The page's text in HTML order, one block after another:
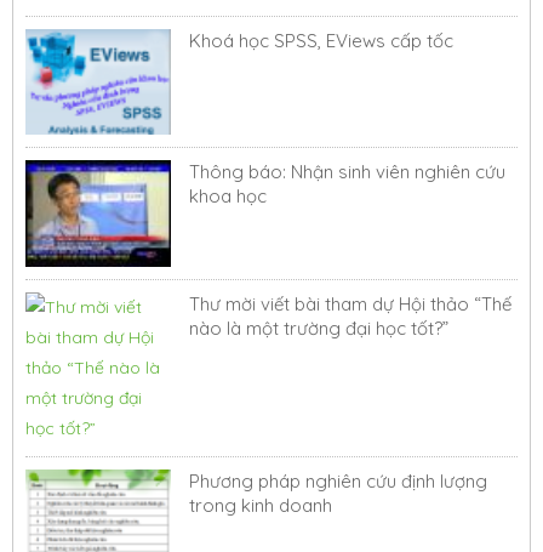
Khoá học SPSS, EViews cấp tốc
Thông báo: Nhận sinh viên nghiên cứu
khoa học
Thư mời viết bài tham dự Hội thảo “Thế
nào là một trường đại học tốt?”
Phương pháp nghiên cứu định lượng
trong kinh doanh